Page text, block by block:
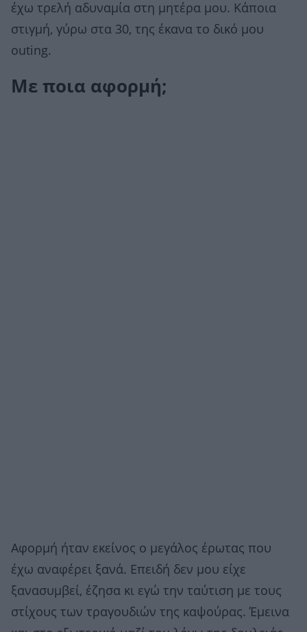
έχω τρελή αδυναμία στη μητέρα μου. Κάποια
στιγμή, γύρω στα 30, της έκανα το δικό μου
outing.
Με ποια αφορμή;
Αφορμή ήταν εκείνος ο μεγάλος έρωτας που
έχω αναφέρει ξανά. Επειδή δεν μου είχε
ξανασυμβεί, έζησα κι εγώ την ταύτιση με τους
στίχους των τραγουδιών της καψούρας. Έμεινα